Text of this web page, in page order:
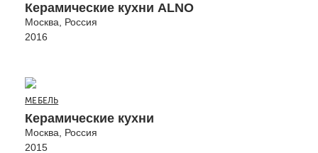
Керамические кухни ALNO
Москва, Россия
2016
МЕБЕЛЬ
Керамические кухни
Москва, Россия
2015